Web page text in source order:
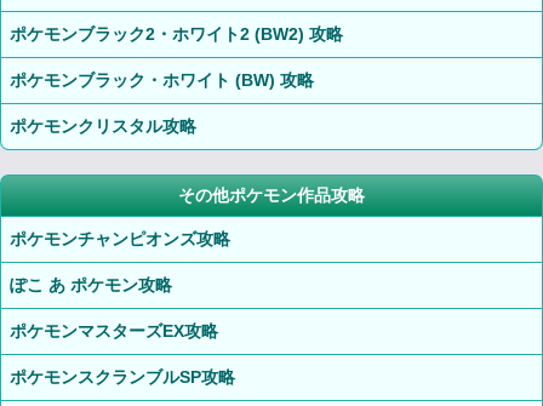
ポケモンブラック2・ホワイト2 (BW2) 攻略
ポケモンブラック・ホワイト (BW) 攻略
ポケモンクリスタル攻略
その他ポケモン作品攻略
ポケモンチャンピオンズ攻略
ぽこ あ ポケモン攻略
ポケモンマスターズEX攻略
ポケモンスクランブルSP攻略